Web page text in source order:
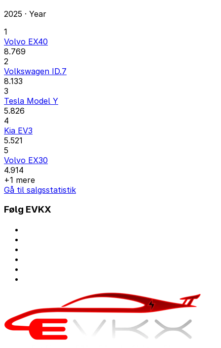
2025 · Year
1
Volvo EX40
8.769
2
Volkswagen ID.7
8.133
3
Tesla Model Y
5.826
4
Kia EV3
5.521
5
Volvo EX30
4.914
+1 mere
Gå til salgsstatistik
Følg EVKX